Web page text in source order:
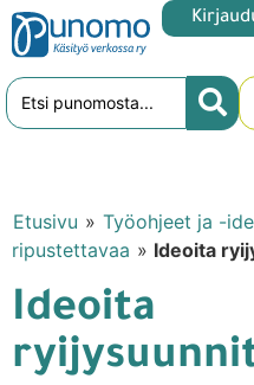
Etusivu » Työohjeet ja -
ripustettavaa » Ideoita
Ideoita